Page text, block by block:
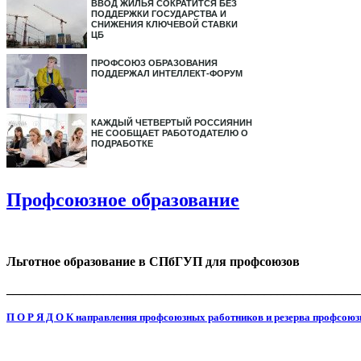
ВВОД ЖИЛЬЯ СОКРАТИТСЯ БЕЗ
ПОДДЕРЖКИ ГОСУДАРСТВА И
СНИЖЕНИЯ КЛЮЧЕВОЙ СТАВКИ
ЦБ
ПРОФСОЮЗ ОБРАЗОВАНИЯ
ПОДДЕРЖАЛ ИНТЕЛЛЕКТ-ФОРУМ
КАЖДЫЙ ЧЕТВЕРТЫЙ РОССИЯНИН
НЕ СООБЩАЕТ РАБОТОДАТЕЛЮ О
ПОДРАБОТКЕ
Профсоюзное образование
Льготное образование в СПбГУП для профсоюзов
П О Р Я Д О К направления профсоюзных работников и резерва